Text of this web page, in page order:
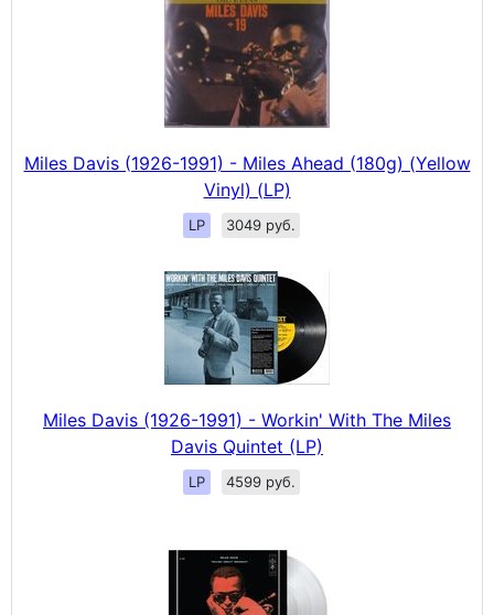
Miles Davis (1926-1991) - Miles Ahead (180g) (Yellow
Vinyl) (LP)
LP 3049 руб.
Miles Davis (1926-1991) - Workin' With The Miles
Davis Quintet (LP)
LP 4599 руб.